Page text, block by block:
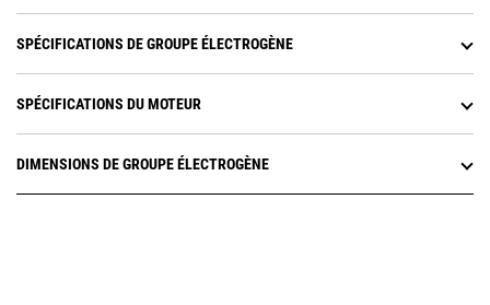
SPÉCIFICATIONS DE GROUPE ÉLECTROGÈNE
SPÉCIFICATIONS DU MOTEUR
DIMENSIONS DE GROUPE ÉLECTROGÈNE